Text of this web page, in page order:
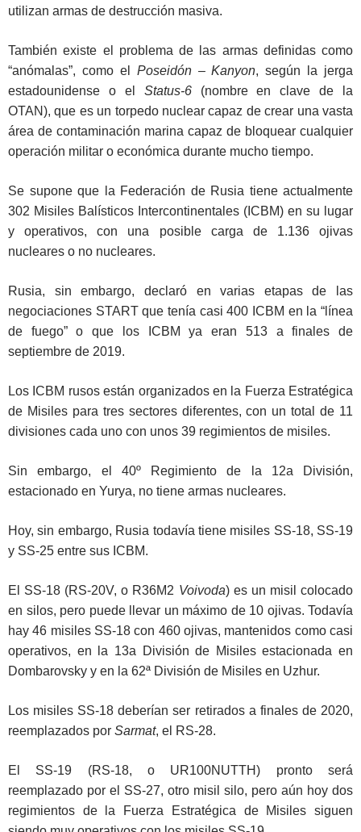
utilizan armas de destrucción masiva.
También existe el problema de las armas definidas como
“anómalas”, como el Poseidón – Kanyon, según la jerga
estadounidense o el Status-6(nombre en clave de la
OTAN), que es un torpedo nuclear capaz de crear una vasta
área de contaminación marina capaz de bloquear cualquier
operación militar o económica durante mucho tiempo.
Se supone que la Federación de Rusia tiene actualmente
302 Misiles Balísticos Intercontinentales (ICBM) en su lugar
y operativos, con una posible carga de 1.136 ojivas
nucleares o no nucleares.
Rusia, sin embargo, declaró en varias etapas de las
negociaciones START que tenía casi 400 ICBM en la “línea
de fuego” o que los ICBM ya eran 513 a finales de
septiembre de 2019.
Los ICBM rusos están organizados en la Fuerza Estratégica
de Misiles para tres sectores diferentes, con un total de 11
divisiones cada uno con unos 39 regimientos de misiles.
Sin embargo, el 40º Regimiento de la 12a División,
estacionado en Yurya, no tiene armas nucleares.
Hoy, sin embargo, Rusia todavía tiene misiles SS-18, SS-19
y SS-25 entre sus ICBM.
El SS-18 (RS-20V, o R36M2 Voivoda) es un misil colocado
en silos, pero puede llevar un máximo de 10 ojivas. Todavía
hay 46 misiles SS-18 con 460 ojivas, mantenidos como casi
operativos, en la 13a División de Misiles estacionada en
Dombarovsky y en la 62ª División de Misiles en Uzhur.
Los misiles SS-18 deberían ser retirados a finales de 2020,
reemplazados por Sarmat, el RS-28.
El SS-19 (RS-18, o UR100NUTTH) pronto será
reemplazado por el SS-27, otro misil silo, pero aún hoy dos
regimientos de la Fuerza Estratégica de Misiles siguen